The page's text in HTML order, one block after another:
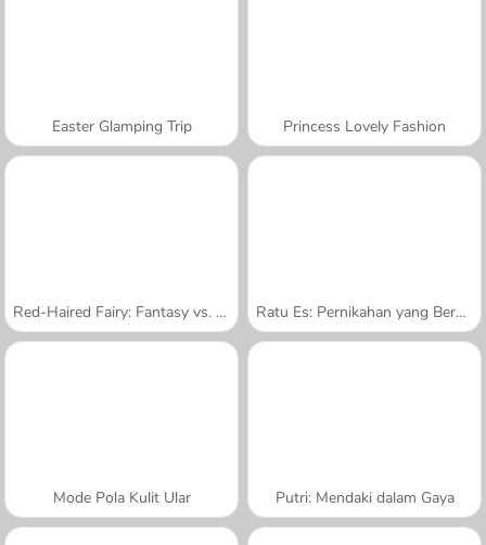
Easter Glamping Trip Princess Lovely Fashion
Red-Haired Fairy: Fantasy vs. Reality Ratu Es: Pernikahan yang Berantakan
Mode Pola Kulit Ular Putri: Mendaki dalam Gaya